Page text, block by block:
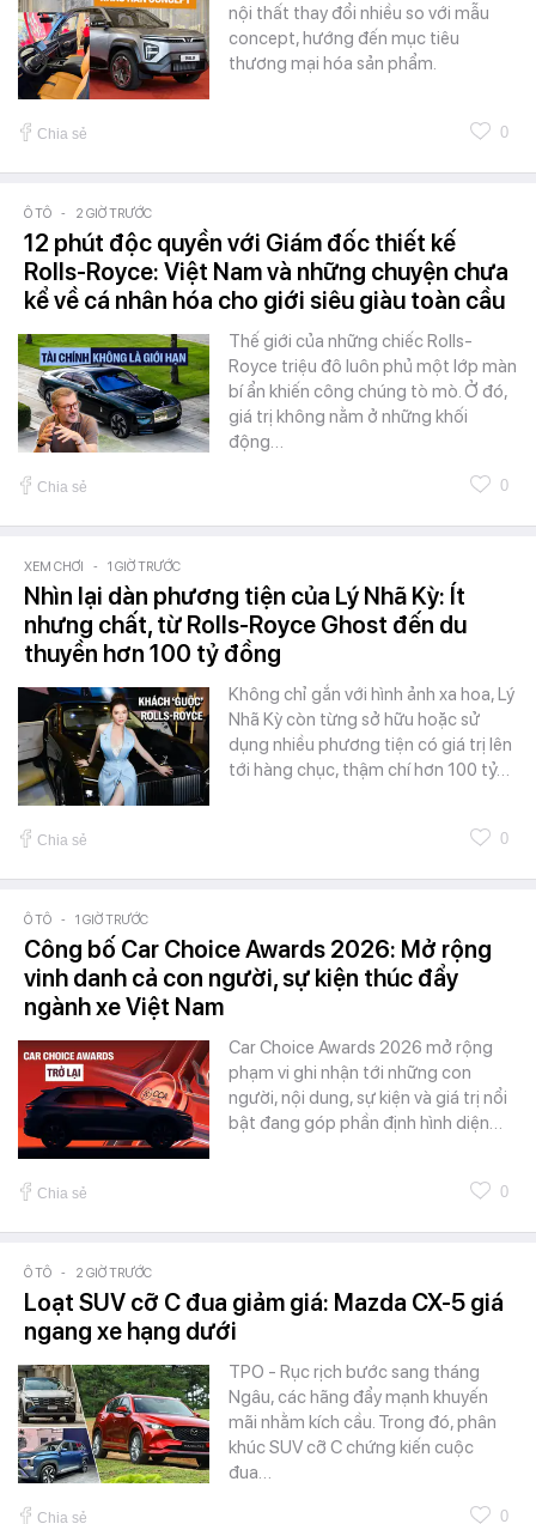
nội thất thay đổi nhiều so với mẫu
concept, hướng đến mục tiêu
thương mại hóa sản phẩm.
Chia sẻ 0
Ô TÔ - 2 GIỜ TRƯỚC
12 phút độc quyền với Giám đốc thiết kế
Rolls-Royce: Việt Nam và những chuyện chưa
kể về cá nhân hóa cho giới siêu giàu toàn cầu
Thế giới của những chiếc Rolls-
Royce triệu đô luôn phủ một lớp màn
bí ẩn khiến công chúng tò mò. Ở đó,
giá trị không nằm ở những khối
động…
Chia sẻ 0
XEM CHƠI - 1 GIỜ TRƯỚC
Nhìn lại dàn phương tiện của Lý Nhã Kỳ: Ít
nhưng chất, từ Rolls-Royce Ghost đến du
thuyền hơn 100 tỷ đồng
Không chỉ gắn với hình ảnh xa hoa, Lý
Nhã Kỳ còn từng sở hữu hoặc sử
dụng nhiều phương tiện có giá trị lên
tới hàng chục, thậm chí hơn 100 tỷ…
Chia sẻ 0
Ô TÔ - 1 GIỜ TRƯỚC
Công bố Car Choice Awards 2026: Mở rộng
vinh danh cả con người, sự kiện thúc đẩy
ngành xe Việt Nam
Car Choice Awards 2026 mở rộng
phạm vi ghi nhận tới những con
người, nội dung, sự kiện và giá trị nổi
bật đang góp phần định hình diện…
Chia sẻ 0
Ô TÔ - 2 GIỜ TRƯỚC
Loạt SUV cỡ C đua giảm giá: Mazda CX-5 giá
ngang xe hạng dưới
TPO - Rục rịch bước sang tháng
Ngâu, các hãng đẩy mạnh khuyến
mãi nhằm kích cầu. Trong đó, phân
khúc SUV cỡ C chứng kiến cuộc
đua…
Chia sẻ 0